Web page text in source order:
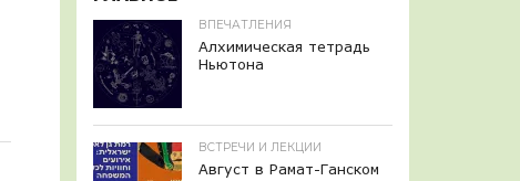
ВПЕЧАТЛЕНИЯ
Алхимическая тетрадь
Ньютона
ВСТРЕЧИ И ЛЕКЦИИ
Август в Рамат-Ганском